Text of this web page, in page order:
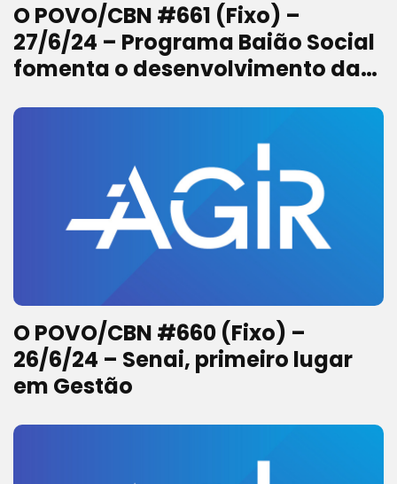
O POVO/CBN #661 (Fixo) –
27/6/24 – Programa Baião Social
fomenta o desenvolvimento das
O POVO/CBN #660 (Fixo) –
26/6/24 – Senai, primeiro lugar
em Gestão